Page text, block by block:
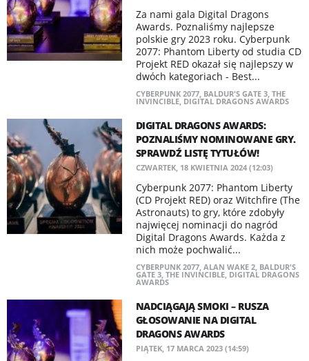
Za nami gala Digital Dragons
Awards. Poznaliśmy najlepsze
polskie gry 2023 roku. Cyberpunk
2077: Phantom Liberty od studia CD
Projekt RED okazał się najlepszy w
dwóch kategoriach - Best...
CYBERPUNK 2077, BALDUR'S GATE 3, THE
INVINCIBLE, DIGITAL DRAGONS AWARDS
DIGITAL DRAGONS AWARDS:
POZNALIŚMY NOMINOWANE GRY.
SPRAWDŹ LISTĘ TYTUŁÓW!
CZWARTEK, 18 KWIETNIA 2024 (12:03)
Cyberpunk 2077: Phantom Liberty
(CD Projekt RED) oraz Witchfire (The
Astronauts) to gry, które zdobyły
najwięcej nominacji do nagród
Digital Dragons Awards. Każda z
nich może pochwalić...
CYBERPUNK 2077, ALAN WAKE 2, BALDUR'S
GATE 3, THE INVINCIBLE, DIGITAL DRAGONS
AWARDS
NADCIĄGAJĄ SMOKI – RUSZA
GŁOSOWANIE NA DIGITAL
DRAGONS AWARDS
PIĄTEK, 17 MARCA 2023 (14:59)